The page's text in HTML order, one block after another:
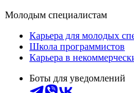
Молодым специалистам
Карьера для молодых
Школа программистов
Карьера в
Боты для уведомлений